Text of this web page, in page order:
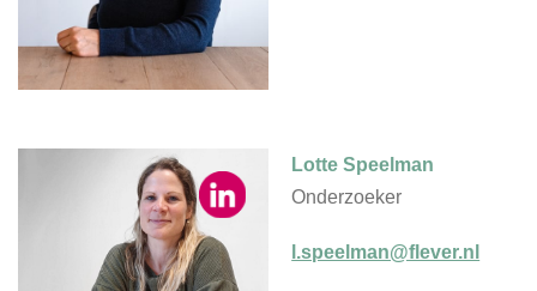
Lotte Speelman
Onderzoeker
l.speelman@flever.nl